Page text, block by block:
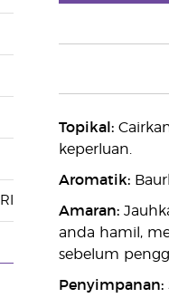
Topikal:
keperluan.
Aromatik:
Amaran:
anda hamil,
sebelum
Penyimpanan: